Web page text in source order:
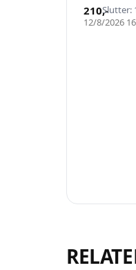
Slutter:
12/8/2026
210,-